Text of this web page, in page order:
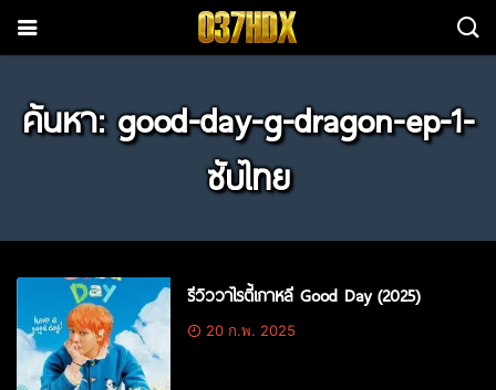
ค้นหา: good-day-g-dragon-ep-1-
ซับไทย
รีวิววาไรตี้เกาหลี Good Day (2025)
20 ก.พ. 2025